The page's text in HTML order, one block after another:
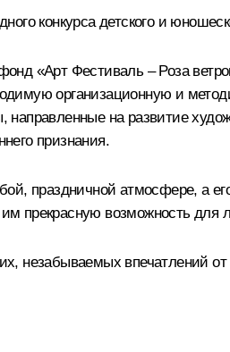
конкурса детского и
«Арт Фестиваль – Роза
организационную и
направленные на развитие
признания.
праздничной атмосфере, а
прекрасную возможность для
незабываемых впечатлений